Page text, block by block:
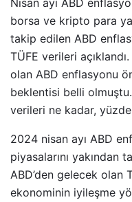
borsa ve kripto para
takip edilen ABD
TÜFE verileri
olan ABD enflasyonu
beklentisi belli
verileri ne kadar,
2024 nisan ayı ABD
piyasalarını yakından
ABD’den gelecek olan
ekonominin iyileşme